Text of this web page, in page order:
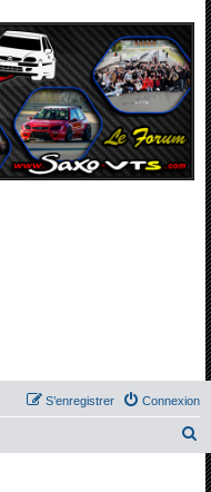
Connexion
S’enregistrer